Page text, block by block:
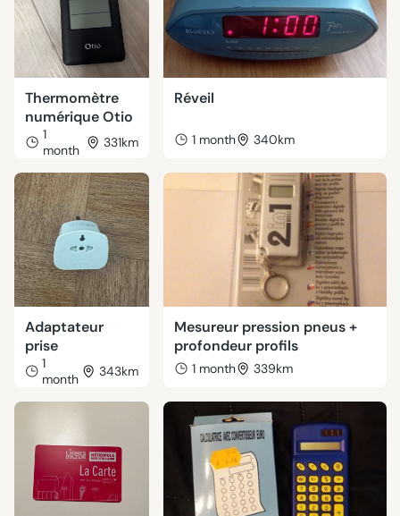
Thermomètre
numérique Otio
1
month
331km
Réveil
1 month 340km
Adaptateur
prise
1
month
343km
Mesureur pression pneus +
profondeur profils
1 month 339km